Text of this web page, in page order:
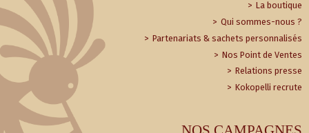
La boutique
Qui sommes-nous ?
Partenariats & sachets personnalisés
Nos Point de Ventes
Relations presse
Kokopelli recrute